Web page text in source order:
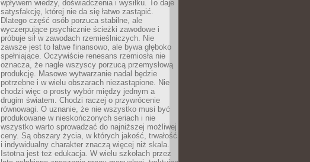
wpływem wiedzy, doświadczenia i wysiłku. To daje
satysfakcję, której nie da się łatwo zastąpić.
Dlatego część osób porzuca stabilne, ale
wyczerpujące psychicznie ścieżki zawodowe i
próbuje sił w zawodach rzemieślniczych. Nie
zawsze jest to łatwe finansowo, ale bywa głęboko
spełniające. Oczywiście renesans rzemiosła nie
oznacza, że nagle wszyscy porzucą przemysłową
produkcję. Masowe wytwarzanie nadal będzie
potrzebne i w wielu obszarach niezastąpione. Nie
chodzi więc o prosty wybór między jednym a
drugim światem. Chodzi raczej o przywrócenie
równowagi. O uznanie, że nie wszystko musi być
produkowane w nieskończonych seriach i nie
wszystko warto sprowadzać do najniższej możliwej
ceny. Są obszary życia, w których jakość, trwałość
i indywidualny charakter znaczą więcej niż skala.
Istotna jest też edukacja. W wielu szkołach przez